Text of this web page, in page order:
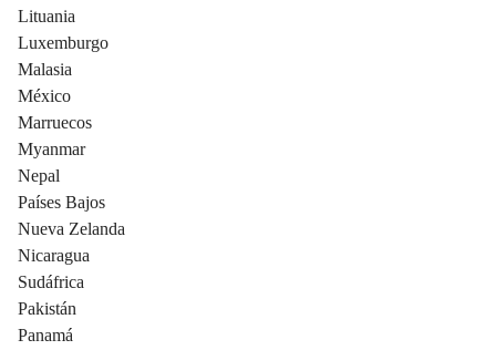
Lituania
Luxemburgo
Malasia
México
Marruecos
Myanmar
Nepal
Países Bajos
Nueva Zelanda
Nicaragua
Sudáfrica
Pakistán
Panamá